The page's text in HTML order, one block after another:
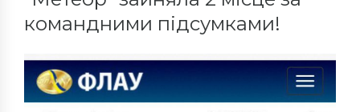
командними підсумками!